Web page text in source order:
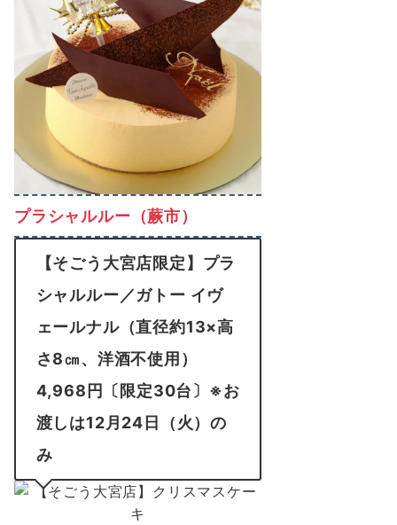
プラシャルルー（蕨市）
【そごう大宮店限定】プラ
シャルルー／ガトー イヴ
ェールナル（直径約13×高
さ8㎝、洋酒不使用）
4,968円〔限定30台〕※お
渡しは12月24日（火）の
み